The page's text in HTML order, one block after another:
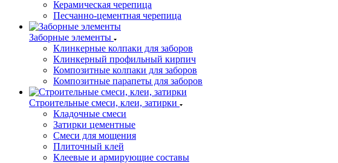
Керамическая черепица
Песчанно-цементная черепица
Заборные элементы
Клинкерные колпаки для заборов
Клинкерный профильный кирпич
Композитные колпаки для заборов
Композитные парапеты для заборов
Строительные смеси, клеи, затирки
Кладочные смеси
Затирки цементные
Смеси для мощения
Плиточный клей
Клеевые и армирующие составы